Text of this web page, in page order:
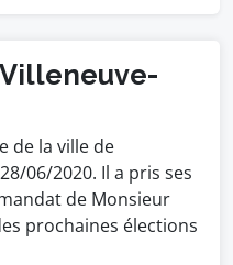
de la ville de
06/2020. Il a pris ses
de Monsieur
prochaines élections